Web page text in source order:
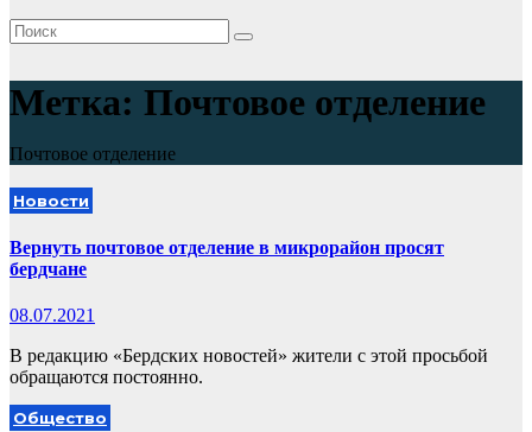
Метка: Почтовое отделение
Почтовое отделение
Новости
Вернуть почтовое отделение в микрорайон просят
бердчане
08.07.2021
В редакцию «Бердских новостей» жители с этой просьбой
обращаются постоянно.
Общество